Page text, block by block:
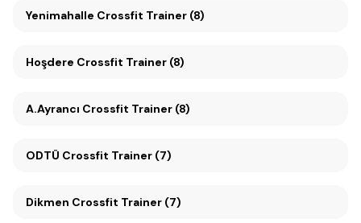
Yenimahalle Crossfit Trainer (8)
Hoşdere Crossfit Trainer (8)
A.Ayrancı Crossfit Trainer (8)
ODTÜ Crossfit Trainer (7)
Dikmen Crossfit Trainer (7)